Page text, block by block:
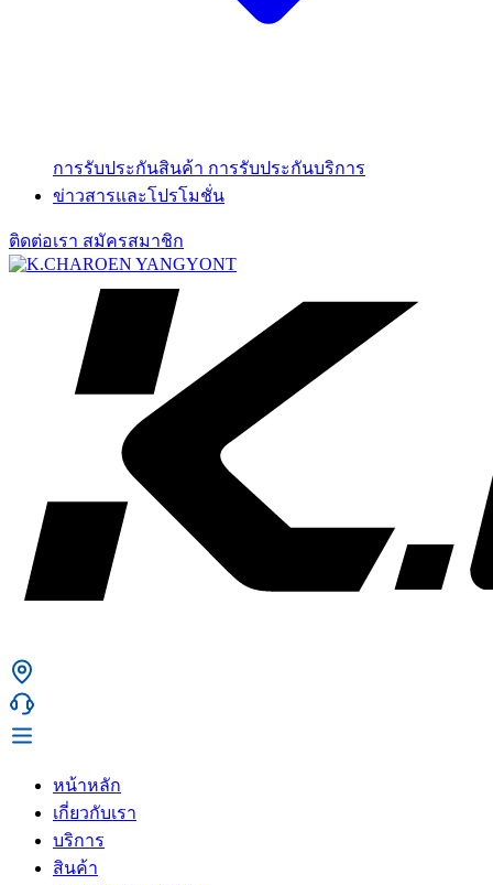
การรับประกันสินค้า การรับประกันบริการ
ข่าวสารและโปรโมชั่น
ติดต่อเรา สมัครสมาชิก
หน้าหลัก
เกี่ยวกับเรา
บริการ
สินค้า